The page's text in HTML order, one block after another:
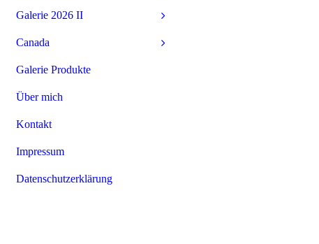
Galerie 2026 II
Canada
Galerie Produkte
Über mich
Kontakt
Impressum
Datenschutzerklärung